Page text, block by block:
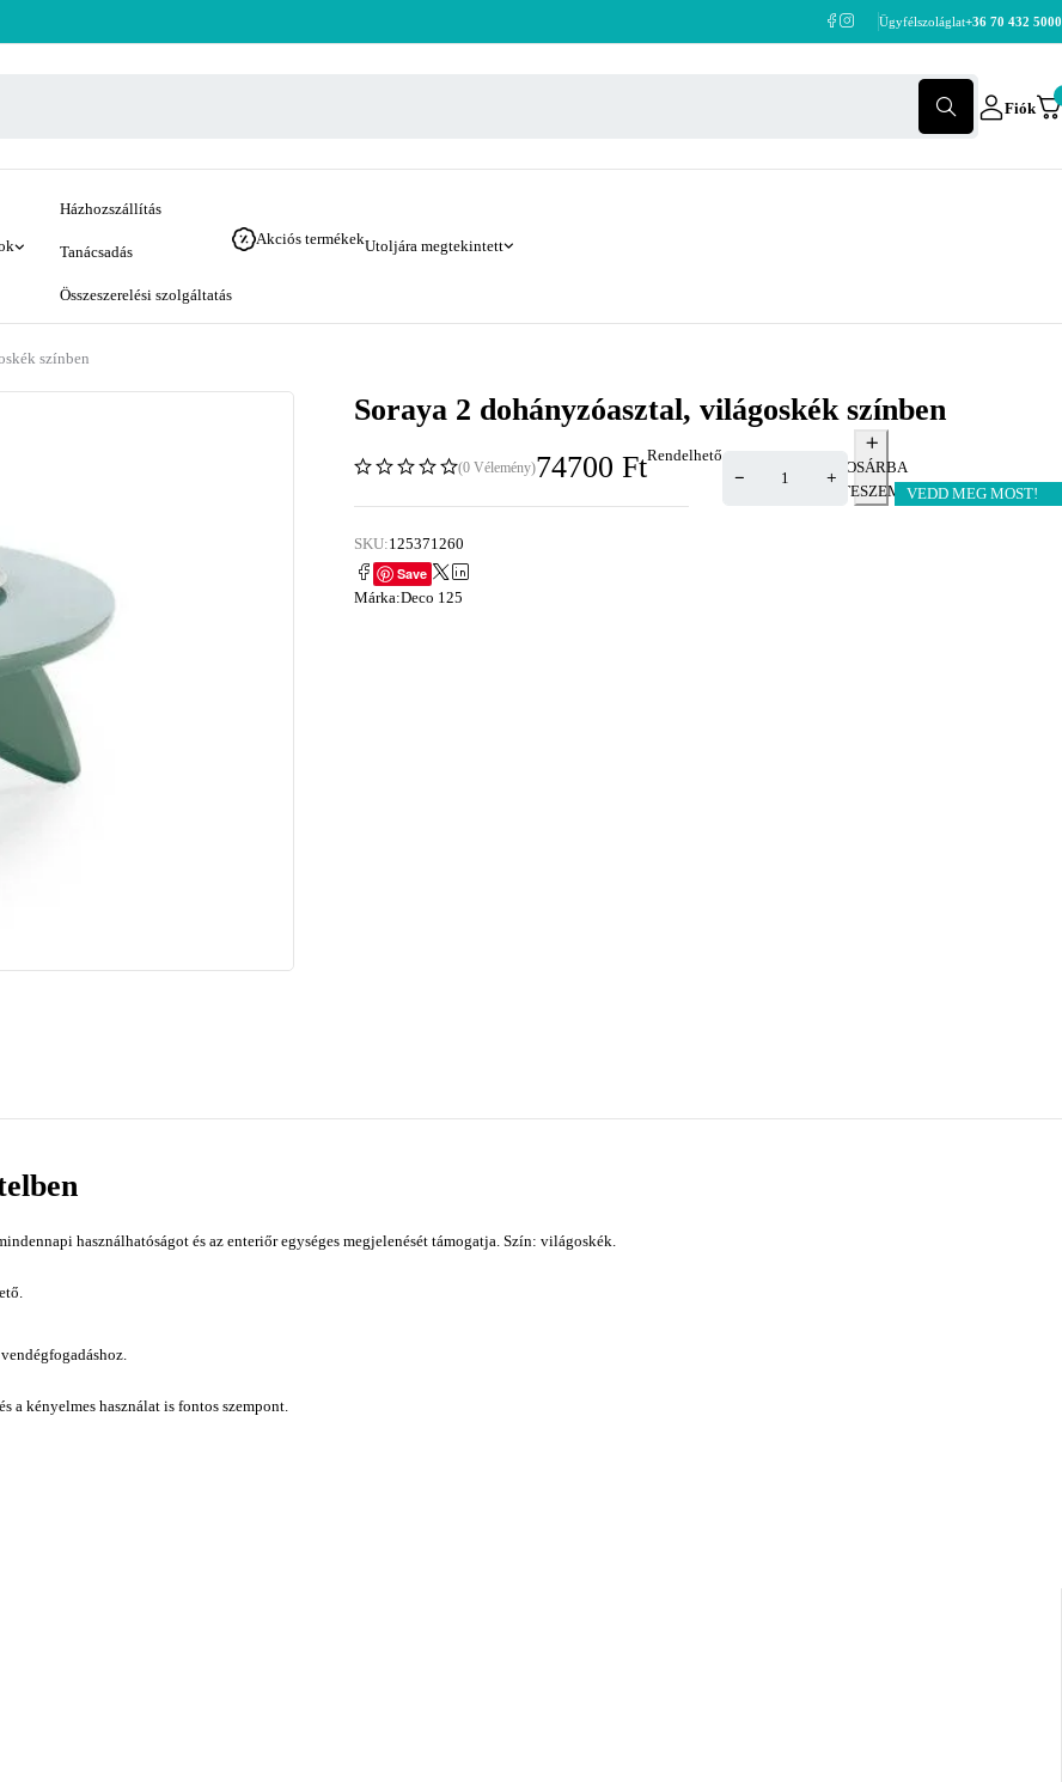
Ügyfélszoláglat+36 70 432 5000
Fiók
Házhozszállítás
Tanácsadás
Összeszerelési szolgáltatás
Akciós termékekUtoljára megtekintett
színben
Soraya 2 dohányzóasztal, világoskék színben
(0 Vélemény)74700 FtRendelhető
KOSÁRBA
TESZEM
VEDD MEG MOST!
SKU:125371260
Save
Márka:Deco 125
használhatóságot és az enteriőr egységes megjelenését támogatja. Szín: világoskék.
a kényelmes használat is fontos szempont.